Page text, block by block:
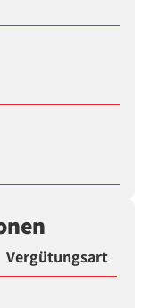
Vergütungsart